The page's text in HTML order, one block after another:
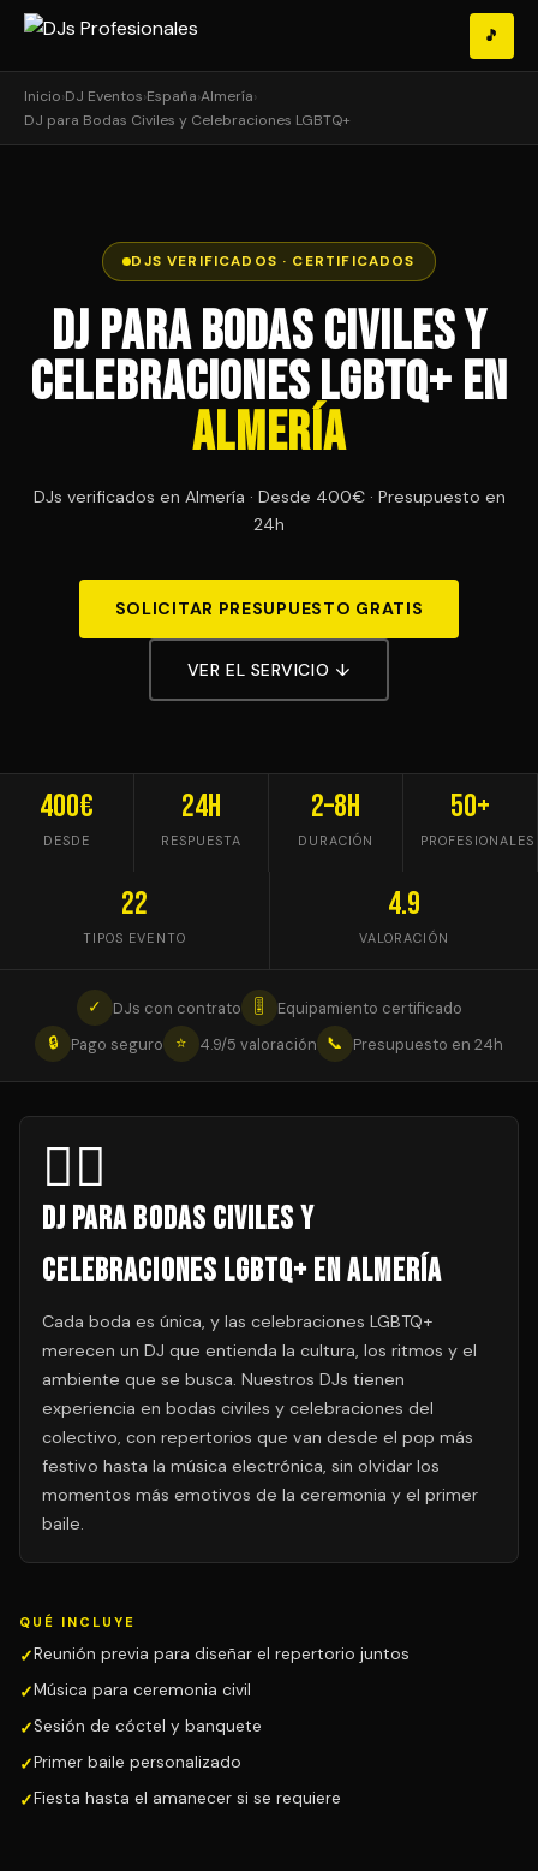
🎵
Inicio›DJ Eventos›España›Almería›
DJ para Bodas Civiles y Celebraciones LGBTQ+
DJS VERIFICADOS · CERTIFICADOS
DJ para Bodas Civiles y
Celebraciones LGBTQ+ en
Almería
DJs verificados en Almería · Desde 400€ · Presupuesto en
24h
SOLICITAR PRESUPUESTO GRATIS
VER EL SERVICIO ↓
400€
DESDE
24h
RESPUESTA
2–8h
DURACIÓN
50+
PROFESIONALES
22
TIPOS EVENTO
4.9
VALORACIÓN
✓ DJs con contrato 🎚
Equipamiento certificado
🔒
Pago seguro ⭐ 4.9/5 valoración 📞 Presupuesto en 24h
🏳️‍🌈
DJ para Bodas Civiles y
Celebraciones LGBTQ+ en Almería
Cada boda es única, y las celebraciones LGBTQ+
merecen un DJ que entienda la cultura, los ritmos y el
ambiente que se busca. Nuestros DJs tienen
experiencia en bodas civiles y celebraciones del
colectivo, con repertorios que van desde el pop más
festivo hasta la música electrónica, sin olvidar los
momentos más emotivos de la ceremonia y el primer
baile.
QUÉ INCLUYE
Reunión previa para diseñar el repertorio juntos
Música para ceremonia civil
Sesión de cóctel y banquete
Primer baile personalizado
Fiesta hasta el amanecer si se requiere